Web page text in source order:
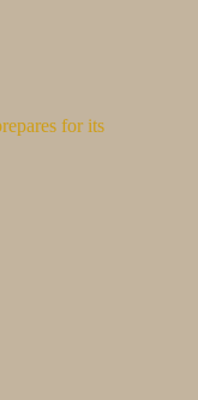
for its